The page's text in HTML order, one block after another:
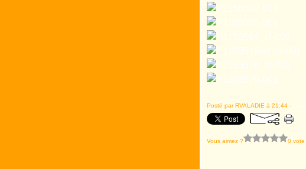
Posté par RVALADIE à 21:44 -
Vous aimez ? 0 vote